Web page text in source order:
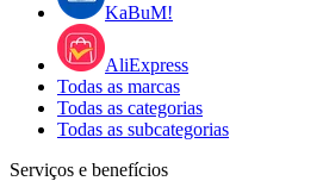
KaBuM!
AliExpress
Todas as marcas
Todas as categorias
Todas as subcategorias
Serviços e benefícios